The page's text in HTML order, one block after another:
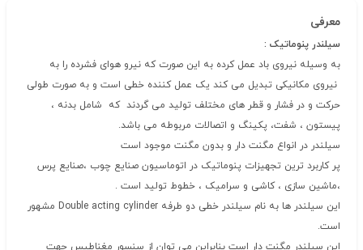
معرفی
سیلندر پنوماتیک :
به وسیله نیروی باد عمل کرده به این صورت که نیرو هوای فشرده را به
نیروی مکانیکی تبدیل می کند یک عمل کننده خطی است و به صورت طولی
حرکت و در فشار و قطر های مختلف تولید می گردند که شامل بدنه ،
پیستون ، شفت، پکینگ و اتصالات مربوطه می باشد.
سیلندر در انواع مگنت دار و بدون مگنت موجود است
پر کاربرد ترین تجهیزات پنوماتیک در اتوماسیون صنایع چوب ،صنایع پرس
،ماشین سازی ، کاشی و سرامیک ، خطوط تولید است .
این سیلندر ها به نام سیلندر خطی دو طرفه Double acting cylinder مشهور
است.
این سیلندر مگنت دار است بنابراین می توان از سنسور مغناطیس جهت